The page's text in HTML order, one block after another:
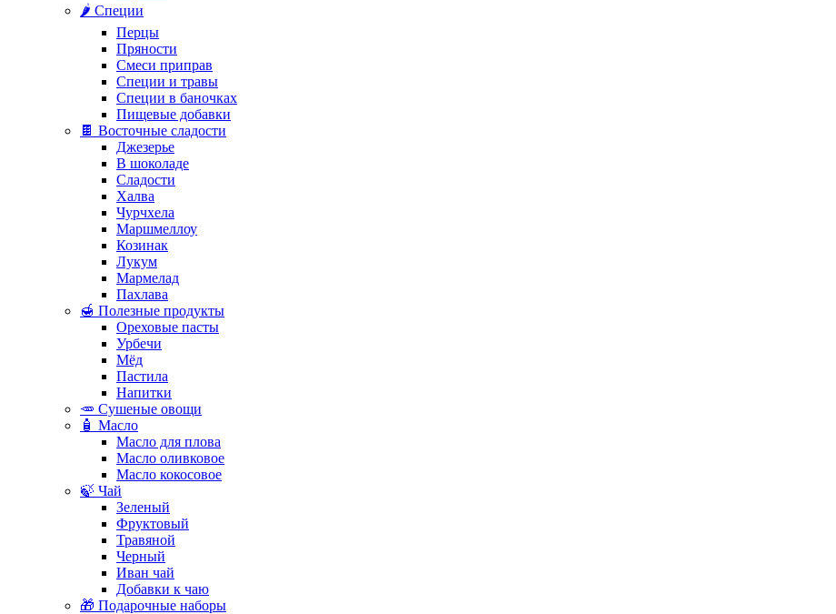
🌶️ Специи
Перцы
Пряности
Смеси приправ
Специи и травы
Специи в баночках
Пищевые добавки
🍫 Восточные сладости
Джезерье
В шоколаде
Сладости
Халва
Чурчхела
Маршмеллоу
Козинак
Лукум
Мармелад
Пахлава
🍯 Полезные продукты
Ореховые пасты
Урбечи
Мёд
Пастила
Напитки
🥕 Сушеные овощи
🧴 Масло
Масло для плова
Масло оливковое
Масло кокосовое
🍃 Чай
Зеленый
Фруктовый
Травяной
Черный
Иван чай
Добавки к чаю
🎁 Подарочные наборы